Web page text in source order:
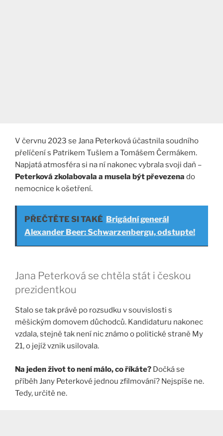
V červnu 2023 se Jana Peterková účastnila soudního
přelíčení s Patrikem Tušlem a Tomášem Čermákem.
Napjatá atmosféra si na ní nakonec vybrala svoji daň –
Peterková zkolabovala a musela být převezena do
nemocnice k ošetření.
PŘEČTĚTE SI TAKÉ Brigádní generál
Alexander Beer: Schwarzenbergu, odstupte!
Jana Peterková se chtěla stát i českou
prezidentkou
Stalo se tak právě po rozsudku v souvislosti s
měšickým domovem důchodců. Kandidaturu nakonec
vzdala, stejně tak není nic známo o politické straně My
21, o jejíž vznik usilovala.
Na jeden život to není málo, co říkáte? Dočká se
příběh Jany Peterkové jednou zfilmování? Nejspíše ne.
Tedy, určitě ne.